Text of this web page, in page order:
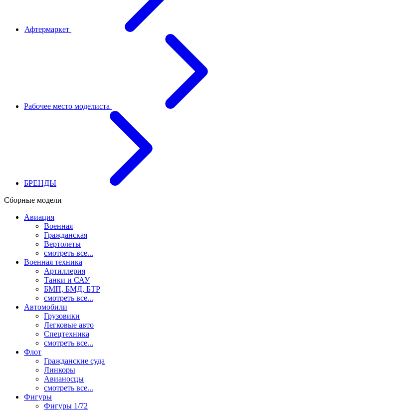
Афтермаркет
Рабочее место моделиста
БРЕНДЫ
Сборные модели
Авиация
Военная
Гражданская
Вертолеты
смотреть все...
Военная техника
Артиллерия
Танки и САУ
БМП, БМД, БТР
смотреть все...
Автомобили
Грузовики
Легковые авто
Спецтехника
смотреть все...
Флот
Гражданские суда
Линкоры
Авианосцы
смотреть все...
Фигуры
Фигуры 1/72